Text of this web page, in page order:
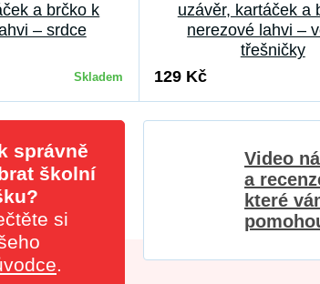
a brčko k
– srdce
Skladem
uzávěr, kartáček a
nerezové lahvi –
třešničky
129 Kč
správně
školní
si
.
Video
a
které